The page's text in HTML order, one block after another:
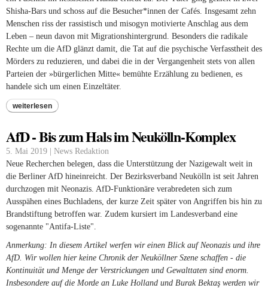
Shisha-Bars und schoss auf die Besucher*innen der Cafés. Insgesamt zehn
Menschen riss der rassistisch und misogyn motivierte Anschlag aus dem
Leben – neun davon mit Migrationshintergrund. Besonders die radikale
Rechte um die AfD glänzt damit, die Tat auf die psychische Verfasstheit des
Mörders zu reduzieren, und dabei die in der Vergangenheit stets von allen
Parteien der »bürgerlichen Mitte« bemühte Erzählung zu bedienen, es
handele sich um einen Einzeltäter.
weiterlesen
AfD - Bis zum Hals im Neukölln-Komplex
5. Mai 2019 | News Redaktion
Neue Recherchen belegen, dass die Unterstützung der Nazigewalt weit in
die Berliner AfD hineinreicht. Der Bezirksverband Neukölln ist seit Jahren
durchzogen mit Neonazis. AfD-Funktionäre verabredeten sich zum
Ausspähen eines Buchladens, der kurze Zeit später von Angriffen bis hin zu
Brandstiftung betroffen war. Zudem kursiert im Landesverband eine
sogenannte "Antifa-Liste".
Anmerkung: In diesem Artikel werfen wir einen Blick auf Neonazis und ihre
AfD. Wir wollen hier keine Chronik der Neuköllner Szene schaffen - die
Kontinuität und Menge der Verstrickungen und Gewalttaten sind enorm.
Insbesondere auf die Morde an Luke Holland und Burak Bektaş werden wir